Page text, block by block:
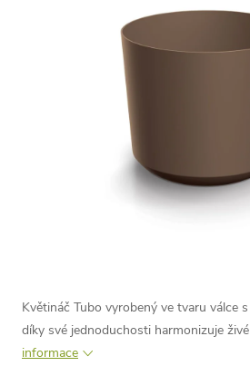
Květináč Tubo vyrobený ve tvaru válce
díky své jednoduchosti harmonizuje
informace